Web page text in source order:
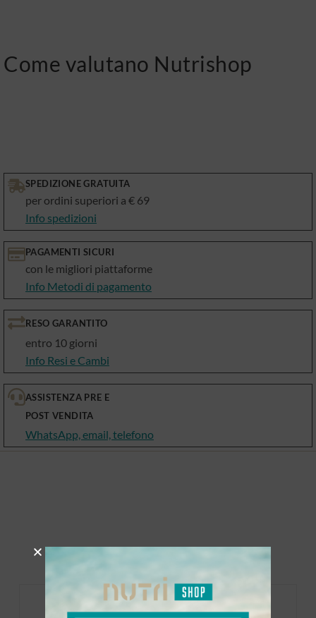
Come valutano Nutrishop
SPEDIZIONE GRATUITA
per ordini superiori a € 69
Info spedizioni
PAGAMENTI SICURI
con le migliori piattaforme
Info Metodi di pagamento
RESO GARANTITO
entro 10 giorni
Info Resi e Cambi
ASSISTENZA PRE E
POST VENDITA
WhatsApp, email, telefono